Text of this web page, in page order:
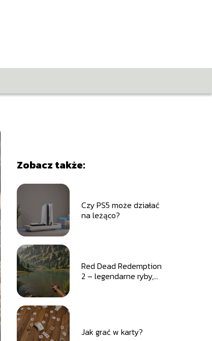
Zobacz także:
Czy PS5 może działać
na leżąco?
Red Dead Redemption
2 – legendarne ryby,
Jak grać w karty?